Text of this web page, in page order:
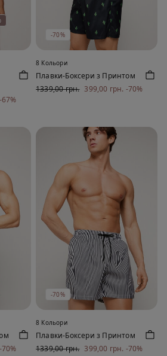
-67%
-70%
8 Кольори
Плавки-Боксери з Принтом
1339,00 грн. 399,00 грн. -70%
-70%
-70%
8 Кольори
Плавки-Боксери з Принтом
1339,00 грн. 399,00 грн. -70%